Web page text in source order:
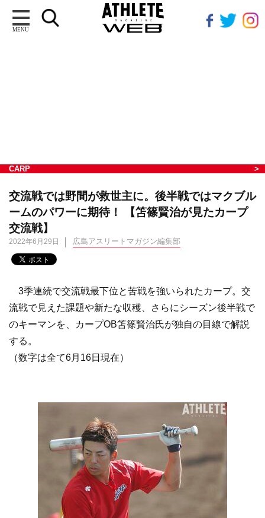
MENU
CARP
交流戦では野間が救世主に。後半戦ではマクブル
ームのパワーに期待！ 【笘篠賢治が見たカープ
交流戦】
2022年6月29日 広島アスリートマガジン編集部
3季連続で交流戦最下位と苦戦を強いられたカープ。交
流戦で見えた課題や新たな収穫、さらにシーズン後半戦で
のキーマンを、カープOB笘篠賢治氏が独自の目線で解説
する。
（数字は全て6月16日現在）